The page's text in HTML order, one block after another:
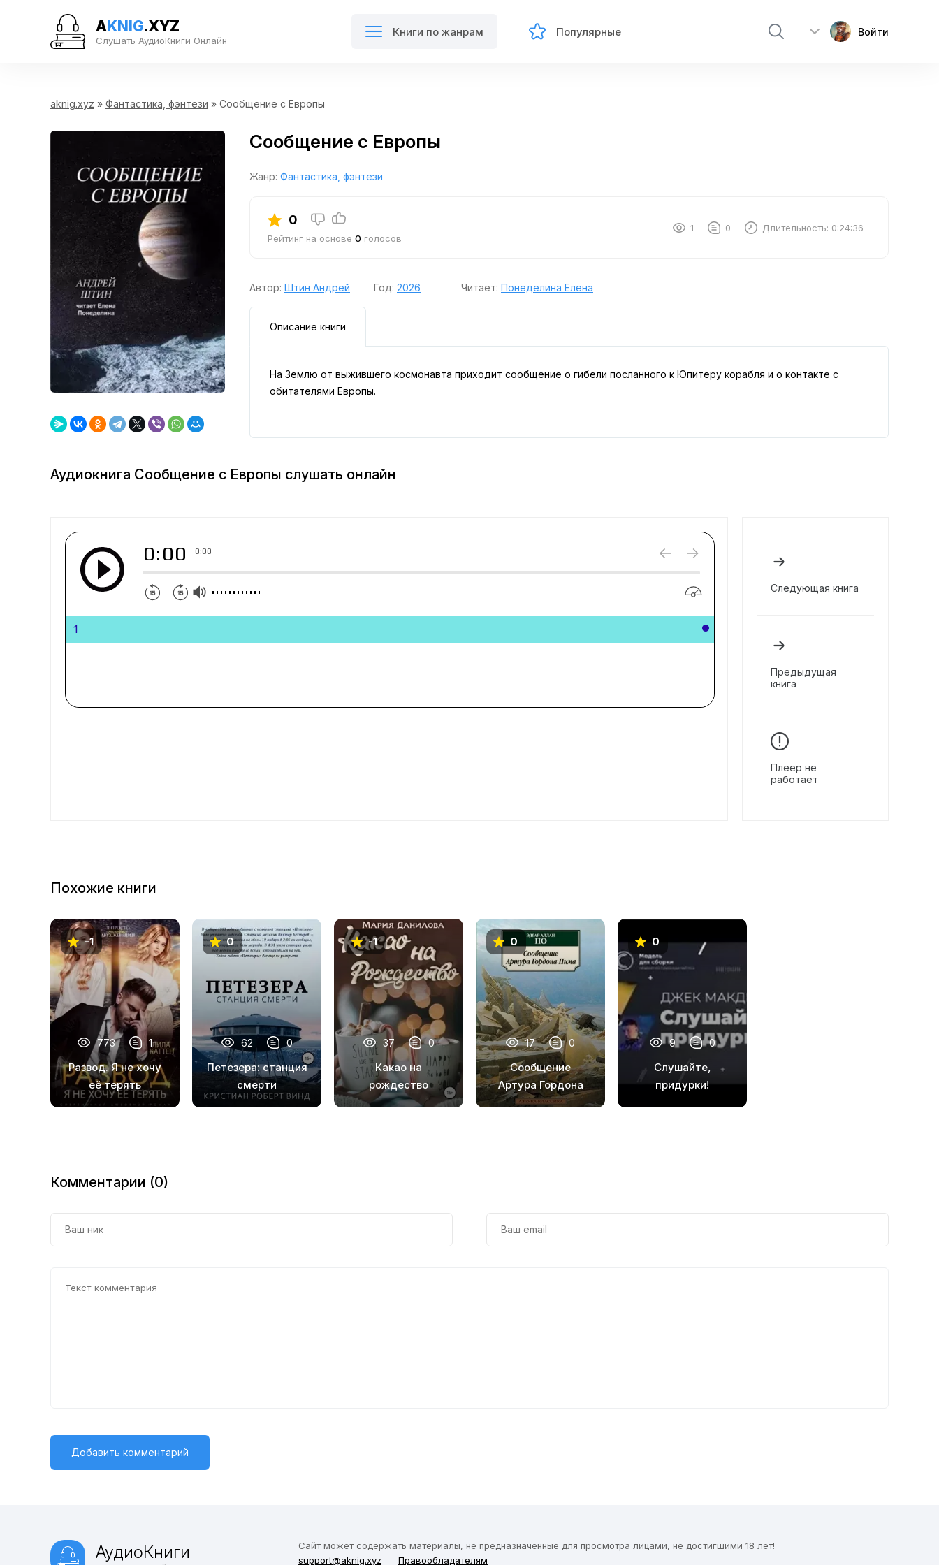
AKNIG.XYZ
Слушать АудиоКниги Онлайн
Книги по жанрам Популярные Войти
aknig.xyz » Фантастика, фэнтези » Сообщение с Европы
Сообщение с Европы
Жанр: Фантастика, фэнтези
0
Рейтинг на основе 0 голосов
1 0 Длительность: 0:24:36
Автор: Штин Андрей Год: 2026 Читает: Понеделина Елена
Описание книги
На Землю от выжившего космонавта приходит сообщение о гибели посланного к Юпитеру корабля и о контакте с
обитателями Европы.
Аудиокнига Сообщение с Европы слушать онлайн
0:00 0:00
1
Следующая книга
Предыдущая
книга
Плеер не
работает
Похожие книги
-1
773 1
Развод. Я не хочу
её терять
0
62 0
Петезера: станция
смерти
-1
37 0
Какао на
рождество
0
17 0
Сообщение
Артура Гордона
Пима
0
9 0
Слушайте,
придурки!
Комментарии (0)
АудиоКниги
Сайт может содержать материалы, не предназначенные для просмотра лицами, не достигшими 18 лет!
support@aknig.xyz
Правообладателям